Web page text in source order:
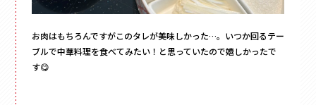
お肉はもちろんですがこのタレが美味しかった…。いつか回るテー
ブルで中華料理を食べてみたい！と思っていたので嬉しかったで
す😋